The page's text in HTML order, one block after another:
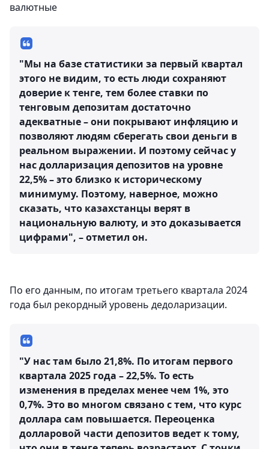
валютные
"Мы на базе статистики за первый квартал
этого не видим, то есть люди сохраняют
доверие к тенге, тем более ставки по
тенговым депозитам достаточно
адекватные – они покрывают инфляцию и
позволяют людям сберегать свои деньги в
реальном выражении. И поэтому сейчас у
нас долларизация депозитов на уровне
22,5% – это близко к историческому
минимуму. Поэтому, наверное, можно
сказать, что казахстанцы верят в
национальную валюту, и это доказывается
цифрами", – отметил он.
По его данным, по итогам третьего квартала 2024
года был рекордный уровень дедоларизации.
"У нас там было 21,8%. По итогам первого
квартала 2025 года – 22,5%. То есть
изменения в пределах менее чем 1%, это
0,7%. Это во многом связано с тем, что курс
доллара сам повышается. Переоценка
долларовой части депозитов ведет к тому,